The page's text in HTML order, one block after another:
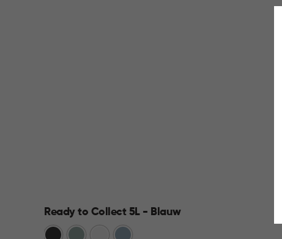
Ready to Collect 5L - Blauw
Donkergrijs
Groen Blauw